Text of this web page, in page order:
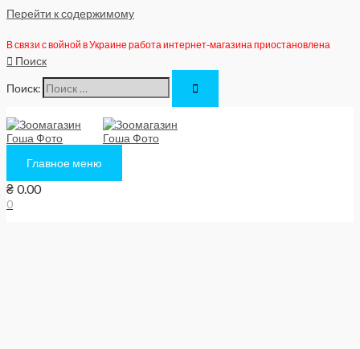
Перейти к содержимому
В связи с войной в Украине работа интернет-магазина приостановлена
Поиск
Поиск:
Главное меню
₴ 0.00
0